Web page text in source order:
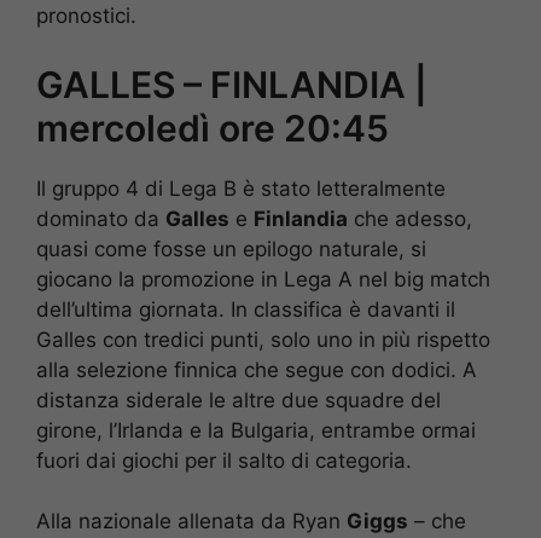
pronostici.
GALLES – FINLANDIA |
mercoledì ore 20:45
Il gruppo 4 di Lega B è stato letteralmente
dominato da Galles e Finlandia che adesso,
quasi come fosse un epilogo naturale, si
giocano la promozione in Lega A nel big match
dell’ultima giornata. In classifica è davanti il
Galles con tredici punti, solo uno in più rispetto
alla selezione finnica che segue con dodici. A
distanza siderale le altre due squadre del
girone, l’Irlanda e la Bulgaria, entrambe ormai
fuori dai giochi per il salto di categoria.
Alla nazionale allenata da Ryan Giggs – che